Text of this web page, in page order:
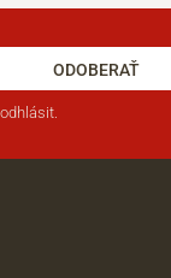
ODOBERAŤ